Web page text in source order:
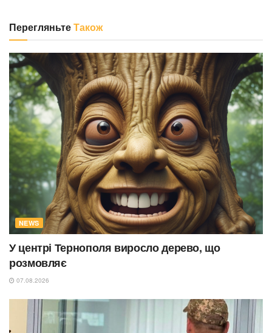
ПерегляньтеТакож
NEWS
У центрі Тернополя виросло дерево, що
розмовляє
07.08.2026